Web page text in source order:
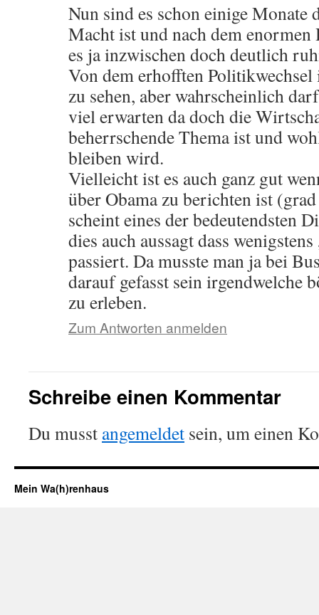
Nun sind es schon einige Monate
Macht ist und nach dem
es ja inzwischen doch deutlich
Von dem erhofften
zu sehen, aber wahrscheinlich
viel erwarten da doch die
beherrschende Thema ist und
bleiben wird.
Vielleicht ist es auch ganz gut
über Obama zu berichten ist
scheint eines der bedeutendsten
dies auch aussagt dass
passiert. Da musste man ja bei
darauf gefasst sein irgendwelche
zu erleben.
Zum Antworten anmelden
Schreibe einen Kommentar
Du musst angemeldet sein, um einen
Mein Wa(h)renhaus